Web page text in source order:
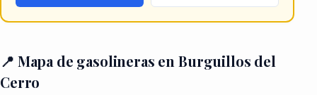
📍 Mapa de gasolineras en Burguillos del
Cerro